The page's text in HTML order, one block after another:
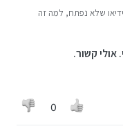
שלא נפתח, למה זה
את הקובץ, ואח"כ
בזיפ.
אולי קשור.
0